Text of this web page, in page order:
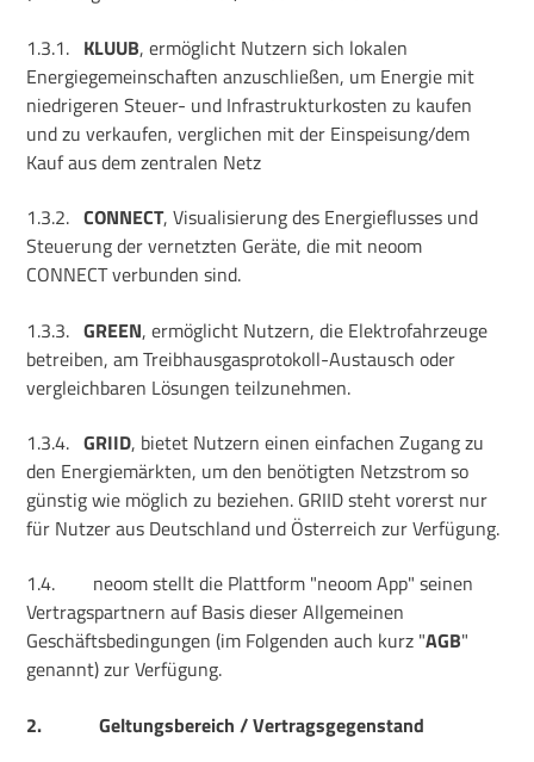
1.3.1. KLUUB, ermöglicht Nutzern sich lokalen
Energiegemeinschaften anzuschließen, um Energie mit
niedrigeren Steuer- und Infrastrukturkosten zu kaufen
und zu verkaufen, verglichen mit der Einspeisung/dem
Kauf aus dem zentralen Netz
1.3.2. CONNECT, Visualisierung des Energieflusses und
Steuerung der vernetzten Geräte, die mit neoom
CONNECT verbunden sind.
1.3.3. GREEN, ermöglicht Nutzern, die Elektrofahrzeuge
betreiben, am Treibhausgasprotokoll-Austausch oder
vergleichbaren Lösungen teilzunehmen.
1.3.4. GRIID, bietet Nutzern einen einfachen Zugang zu
den Energiemärkten, um den benötigten Netzstrom so
günstig wie möglich zu beziehen. GRIID steht vorerst nur
für Nutzer aus Deutschland und Österreich zur Verfügung.
1.4.
neoom stellt die Plattform "neoom App" seinen
Vertragspartnern auf Basis dieser Allgemeinen
Geschäftsbedingungen (im Folgenden auch kurz "AGB"
genannt) zur Verfügung.
2.
Geltungsbereich / Vertragsgegenstand